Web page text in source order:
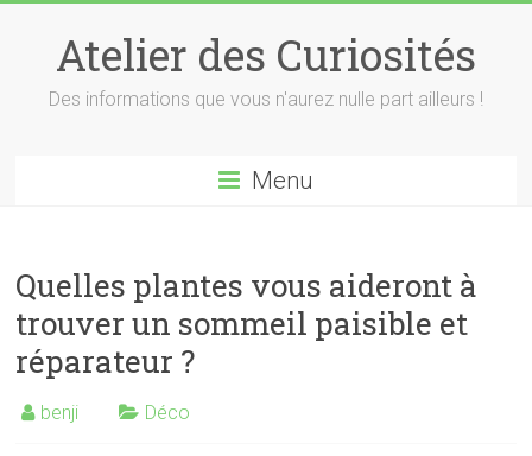
contentAtelier des Curiosités
Des informations que vous n'aurez nulle part ailleurs !
Menu
Quelles plantes vous aideront à
trouver un sommeil paisible et
réparateur ?
benji Déco